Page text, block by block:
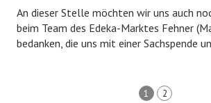
FÖRDERVEREIN
EHRENABTEILUNG
An dieser Stelle möchten wir uns auch
beim Team des Edeka-Marktes Fehner
bedanken, die uns mit einer Sachspende
1 2